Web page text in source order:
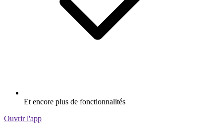
Et encore plus de fonctionnalités
Ouvrir l'app